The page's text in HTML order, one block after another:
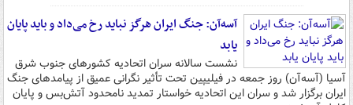
آسه‌آن: جنگ ایران هرگز نباید رخ می‌داد و باید پایان
یابد
نشست سالانه سران اتحادیه کشورهای جنوب شرق
آسیا (آسه‌آن) روز جمعه در فیلیپین تحت تأثیر نگرانی عمیق از پیامدهای جنگ
ایران برگزار شد و سران این اتحادیه خواستار تمدید نامحدود آتش‌بس و پایان